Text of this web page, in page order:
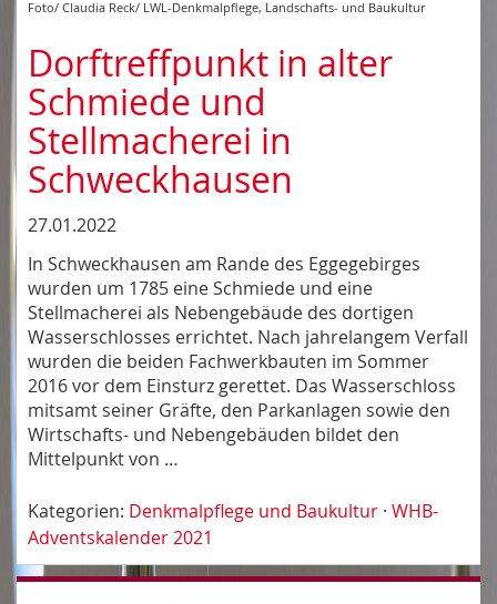
Foto/ Claudia Reck/ LWL-Denkmalpflege, Landschafts- und Baukultur
Dorftreffpunkt in alter
Schmiede und
Stellmacherei in
Schweckhausen
27.01.2022
In Schweckhausen am Rande des Eggegebirges
wurden um 1785 eine Schmiede und eine
Stellmacherei als Nebengebäude des dortigen
Wasserschlosses errichtet. Nach jahrelangem Verfall
wurden die beiden Fachwerkbauten im Sommer
2016 vor dem Einsturz gerettet. Das Wasserschloss
mitsamt seiner Gräfte, den Parkanlagen sowie den
Wirtschafts- und Nebengebäuden bildet den
Mittelpunkt von …
Kategorien: Denkmalpflege und Baukultur · WHB-
Adventskalender 2021